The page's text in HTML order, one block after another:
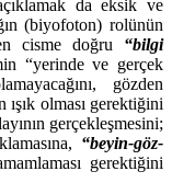
da eksik ve
(biyofoton) rolünün
cisme doğru “bilgi
“yerinde ve gerçek
gözden
ışık olması gerektiğini
gerçekleşmesini;
“beyin-göz-
gerektiğini